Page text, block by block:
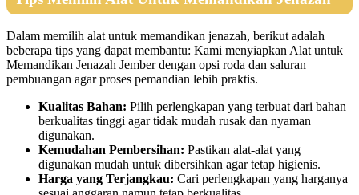
Dalam memilih alat untuk memandikan jenazah, berikut adalah
beberapa tips yang dapat membantu: Kami menyiapkan Alat untuk
Memandikan Jenazah Jember dengan opsi roda dan saluran
pembuangan agar proses pemandian lebih praktis.
Kualitas Bahan: Pilih perlengkapan yang terbuat dari bahan
berkualitas tinggi agar tidak mudah rusak dan nyaman
digunakan.
Kemudahan Pembersihan: Pastikan alat-alat yang
digunakan mudah untuk dibersihkan agar tetap higienis.
Harga yang Terjangkau: Cari perlengkapan yang harganya